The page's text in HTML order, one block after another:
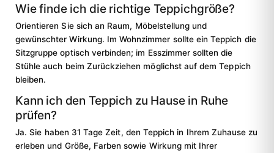
Wie finde ich die richtige Teppichgröße?
Orientieren Sie sich an Raum, Möbelstellung und
gewünschter Wirkung. Im Wohnzimmer sollte ein Teppich die
Sitzgruppe optisch verbinden; im Esszimmer sollten die
Stühle auch beim Zurückziehen möglichst auf dem Teppich
bleiben.
Kann ich den Teppich zu Hause in Ruhe
prüfen?
Ja. Sie haben 31 Tage Zeit, den Teppich in Ihrem Zuhause zu
erleben und Größe, Farben sowie Wirkung mit Ihrer